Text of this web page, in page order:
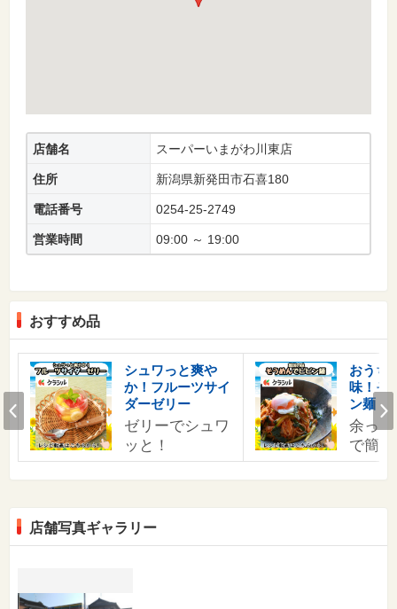
店舗名 スーパーいまがわ川東店
住所 新潟県新発田市石喜180
電話番号 0254-25-2749
営業時間 09:00 ～ 19:00
おすすめ品
シュワっと爽や
か！フルーツサイ
ダーゼリー
ゼリーでシュワ
ッと！
おうち
味！そ
ン麺
余っ
で簡
Prev
店舗写真ギャラリー